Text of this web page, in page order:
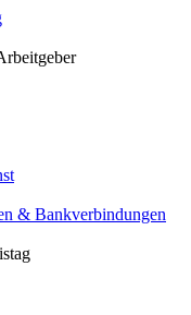
& Bankverbindungen